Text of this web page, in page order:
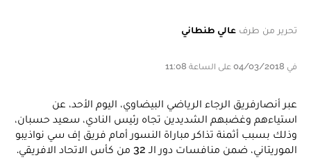
تحرير من طرف عالي طنطاني
في 04/03/2018 على الساعة 11:08
عبر أنصارفريق الرجاء الرياضي البيضاوي، اليوم الأحد، عن
استياءهم وغضبهم الشديدين تجاه رئيس النادي، سعيد حسبان،
وذلك بسبب أثمنة تذاكر مباراة النسور أمام فريق إف سي نواذيبو
الموريتاني، ضمن منافسات دور الـ 32 من كأس الاتحاد الافريقي.